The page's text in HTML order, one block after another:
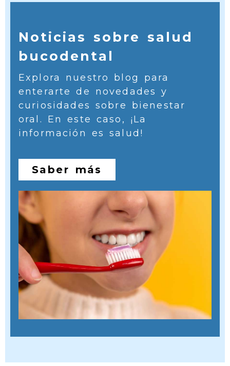
Noticias sobre salud
bucodental
Explora nuestro blog para
enterarte de novedades y
curiosidades sobre bienestar
oral. En este caso, ¡La
información es salud!
Saber más